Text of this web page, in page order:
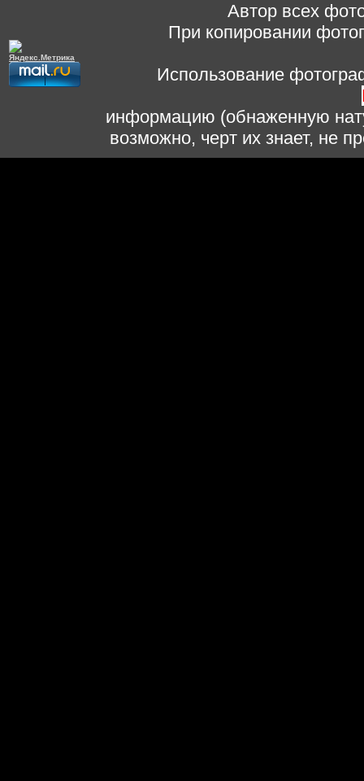
Автор всех
При копировании
Использование
информацию (обнаженную
возможно, черт их знает, не